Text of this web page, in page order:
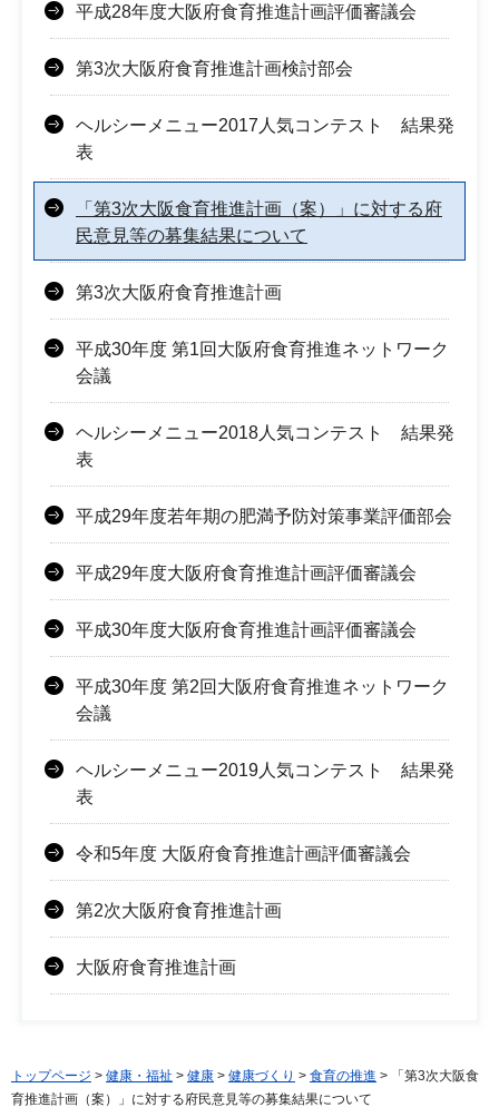
平成28年度大阪府食育推進計画評価審議会
第3次大阪府食育推進計画検討部会
ヘルシーメニュー2017人気コンテスト 結果発
表
「第3次大阪食育推進計画（案）」に対する府
民意見等の募集結果について
第3次大阪府食育推進計画
平成30年度 第1回大阪府食育推進ネットワーク
会議
ヘルシーメニュー2018人気コンテスト 結果発
表
平成29年度若年期の肥満予防対策事業評価部会
平成29年度大阪府食育推進計画評価審議会
平成30年度大阪府食育推進計画評価審議会
平成30年度 第2回大阪府食育推進ネットワーク
会議
ヘルシーメニュー2019人気コンテスト 結果発
表
令和5年度 大阪府食育推進計画評価審議会
第2次大阪府食育推進計画
大阪府食育推進計画
トップページ > 健康・福祉 > 健康 > 健康づくり > 食育の推進 > 「第3次大阪食
育推進計画（案）」に対する府民意見等の募集結果について